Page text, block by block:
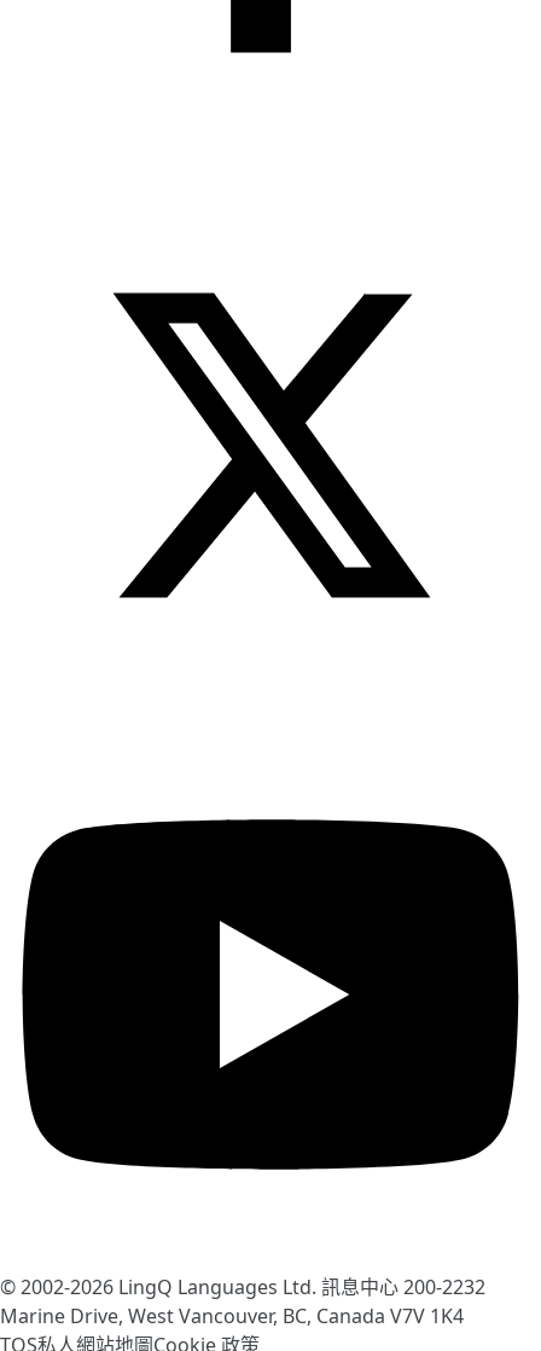
© 2002-2026 LingQ Languages Ltd. 訊息中心 200-2232
Marine Drive, West Vancouver, BC, Canada V7V 1K4
TOS私人網站地圖Cookie 政策